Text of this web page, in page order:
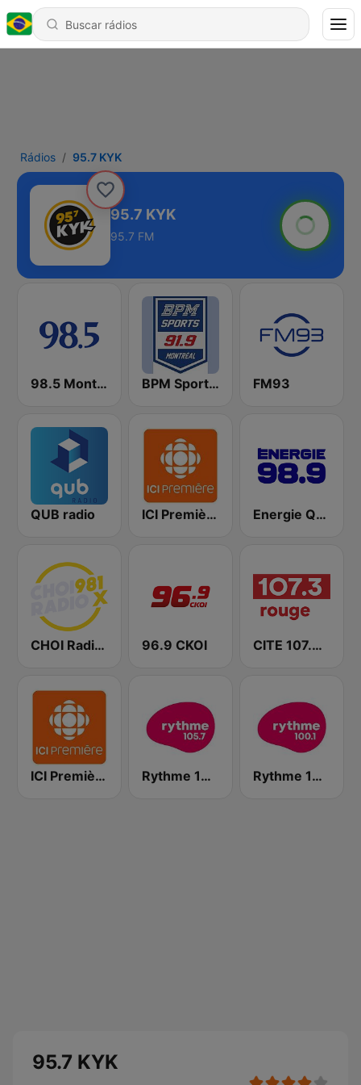
Rádios 95.7 KYK
95.7 KYK
95.7 FM
98.5 Montréal BPM Sports 91.9 FM FM93
QUB radio ICI Première Montréal Energie Québec 98.9 FM
CHOI Radio X 98.1 FM 96.9 CKOI CITE 107.3 Rouge FM
ICI Première Québec Rythme 105.7 FM Rythme 100.1 FM
95.7 KYK